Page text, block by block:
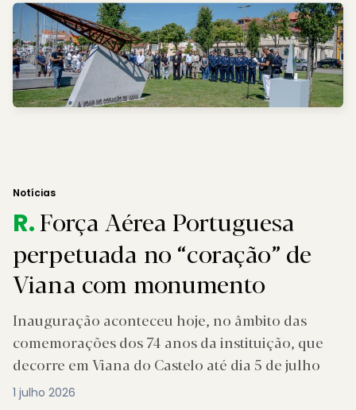
Notícias
R.Força Aérea Portuguesa
perpetuada no “coração” de
Viana com monumento
Inauguração aconteceu hoje, no âmbito das
comemorações dos 74 anos da instituição, que
decorre em Viana do Castelo até dia 5 de julho
1 julho 2026